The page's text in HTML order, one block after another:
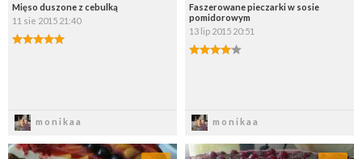
Mięso duszone z cebulką
11 sie 2015 21:40
monikaa
Faszerowane pieczarki w sosie
pomidorowym
13 lip 2015 20:51
monikaa
Dodaj do ulubionych Dodaj do ulubionych